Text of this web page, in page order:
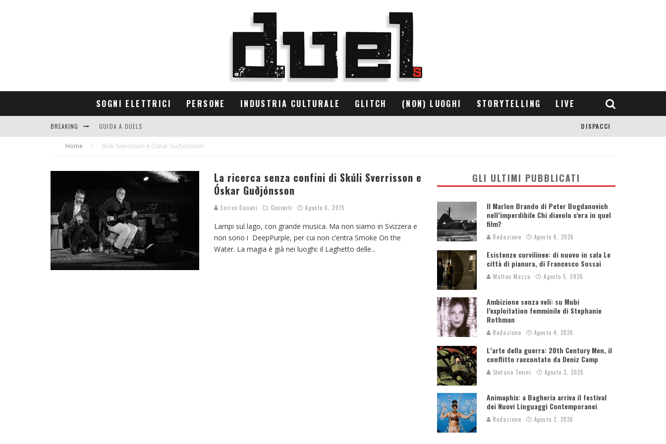
SOGNI ELETTRICI PERSONE INDUSTRIA CULTURALE GLITCH (NON) LUOGHI STORYTELLING LIVE
BREAKING GUIDA A DUELS
CONTRIBUTORS
DISPACCI
Home Skúli Sverrisson e Óskar Guðjónsson
La ricerca senza confini di Skúli Sverrisson e
Óskar Guðjónsson
Enrico Danesi Concerti Agosto 6, 2015
Lampi sul lago, con grande musica. Ma non siamo in Svizzera e
non sono i DeepPurple, per cui non c’entra Smoke On the
Water. La magia è già nei luoghi: il Laghetto delle...
GLI ULTIMI PUBBLICATI
Il Marlon Brando di Peter Bogdanovich
nell’imperdibile Chi diavolo c’era in quel
film?
Redazione Agosto 6, 2026
Esistenze curvilinee: di nuovo in sala Le
città di pianura, di Francesco Sossai
Matteo Mazza Agosto 5, 2026
Ambizione senza veli: su Mubi
l’exploitation femminile di Stephanie
Rothman
Redazione Agosto 4, 2026
L’arte della guerra: 20th Century Men, il
conflitto raccontato da Deniz Camp
Stefano Tevini Agosto 3, 2026
Animaphix: a Bagheria arriva il festival
dei Nuovi Linguaggi Contemporanei
Redazione Agosto 2, 2026